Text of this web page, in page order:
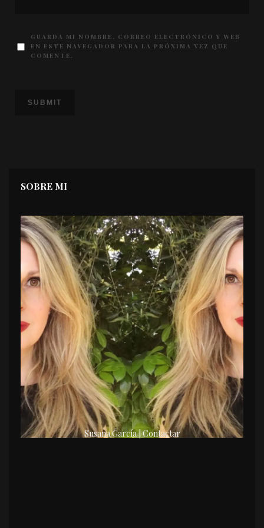
GUARDA MI NOMBRE, CORREO ELECTRÓNICO Y WEB
EN ESTE NAVEGADOR PARA LA PRÓXIMA VEZ QUE
COMENTE.
SOBRE MI
Susana García | Contactar